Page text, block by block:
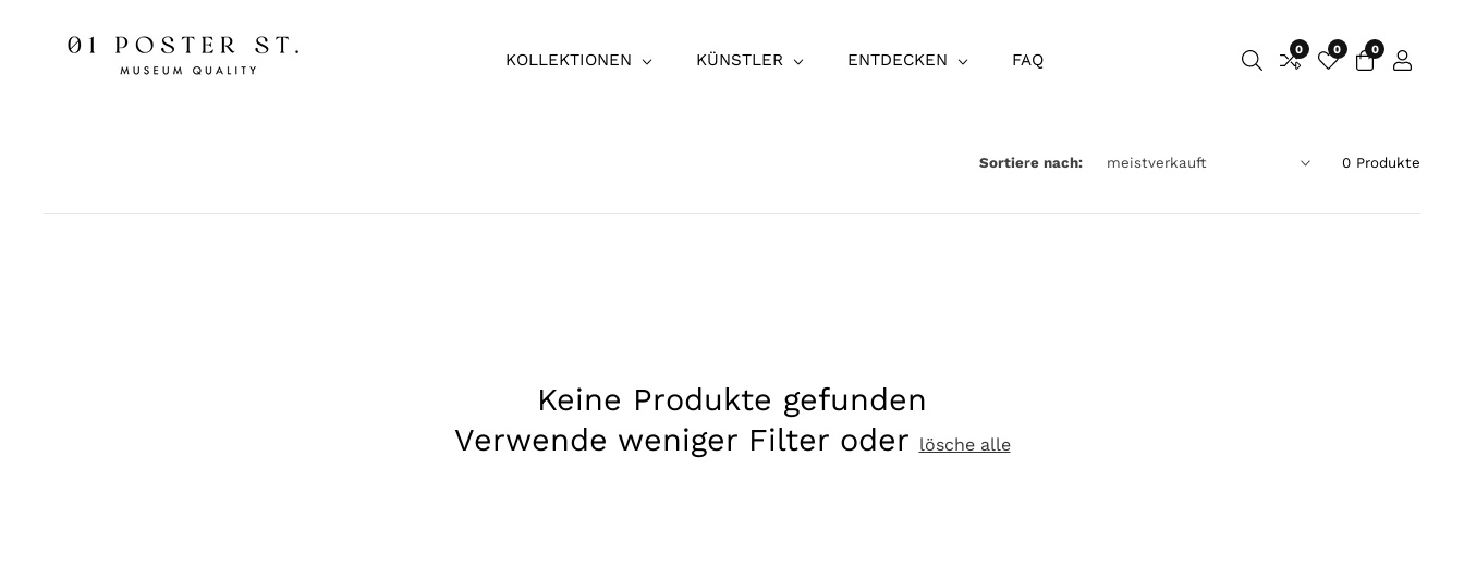
KOLLEKTIONEN KÜNSTLER ENTDECKEN FAQ
0 0 00
Artikel
Sortiere nach: 0 Produkte
Keine Produkte gefunden
Verwende weniger Filter oder lösche alle